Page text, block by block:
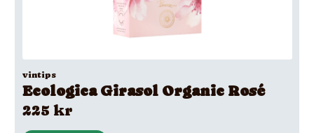
vintips
Ecologica Girasol Organic Rosé
225 kr